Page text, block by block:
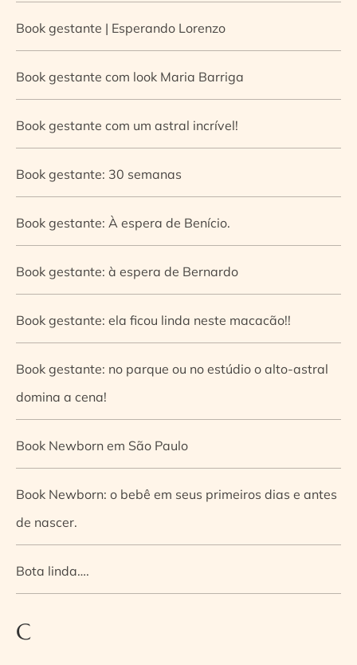
Book gestante | Esperando Lorenzo
Book gestante com look Maria Barriga
Book gestante com um astral incrível!
Book gestante: 30 semanas
Book gestante: À espera de Benício.
Book gestante: à espera de Bernardo
Book gestante: ela ficou linda neste macacão!!
Book gestante: no parque ou no estúdio o alto-astral
domina a cena!
Book Newborn em São Paulo
Book Newborn: o bebê em seus primeiros dias e antes
de nascer.
Bota linda….
C